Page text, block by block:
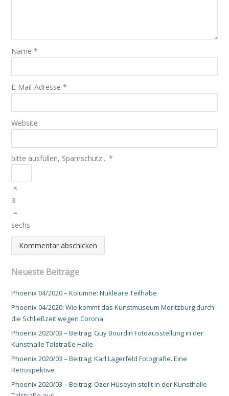
Name*
E-Mail-Adresse*
Website
bitte ausfüllen, Spamschutz... *
×
3
=
sechs
Neueste Beiträge
Phoenix 04/2020 – Kolumne: Nukleare Teilhabe
Phoenix 04/2020: Wie kommt das Kunstmuseum Moritzburg durch
die Schließzeit wegen Corona
Phoenix 2020/03 – Beitrag: Guy Bourdin Fotoausstellung in der
Kunsthalle Talstraße Halle
Phoenix 2020/03 – Beitrag: Karl Lagerfeld Fotografie. Eine
Retrospektive
Phoenix 2020/03 – Beitrag: Özer Hüseyin stellt in der Kunsthalle